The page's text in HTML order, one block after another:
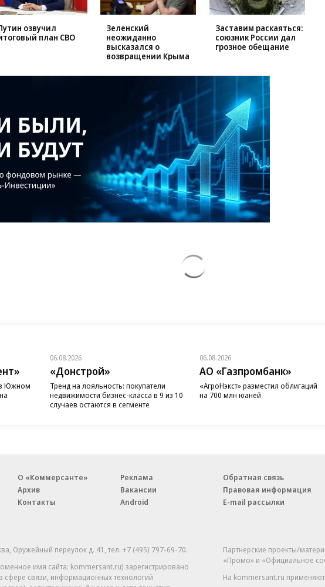
озвучил
план СВО
Зеленский
неожиданно
высказался о
возвращении Крыма
Заставим раскаяться:
союзник России дал
грозное обещание
в Южном
06.08.2026
«Донстрой»
Тренд на лояльность: покупатели
недвижимости бизнес-класса в 9 из 10
случаев остаются в сегменте
06.08.2026
АО «Газпромбанк»
«АгроНэкст» разместил облигаций
на 700 млн юаней
О «Коммерсанте»
Архив
Контакты
Реклама
Вакансии
Android
Обратная связь
Правовая информация
E-mail рассылки
Оружейный переулок д. 41,тел. +7 (495) 797-69-70.
имя сайта: kommersant.ru) зарегистрировано
связи, информационных технологий
Партнерские проекты/
«Промо» и «Официальное
На kommersant.ru